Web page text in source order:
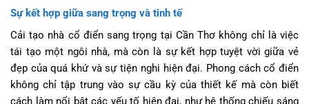
Sự kết hợp giữa sang trọng và tinh tế
Cải tạo nhà cổ điển sang trọng tại Cần Thơ không chỉ là việc
tái tạo một ngôi nhà, mà còn là sự kết hợp tuyệt vời giữa vẻ
đẹp của quá khứ và sự tiện nghi hiện đại. Phong cách cổ điển
không chỉ tập trung vào sự cầu kỳ của thiết kế mà còn biết
cách làm nổi bật các yếu tố hiện đại, như hệ thống chiếu sáng